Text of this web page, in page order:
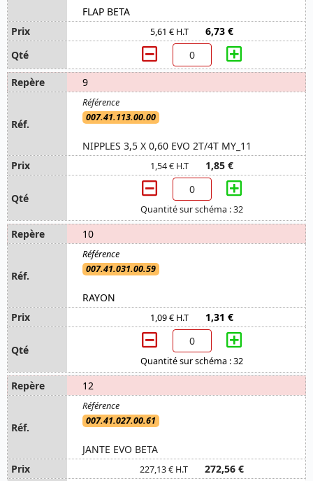
FLAP BETA
5,61 € H.T 6,73 €
9
007.41.113.00.00
NIPPLES 3,5 X 0,60 EVO 2T/4T MY_11
1,54 € H.T 1,85 €
Quantité sur schéma : 32
10
007.41.031.00.59
RAYON
1,09 € H.T 1,31 €
Quantité sur schéma : 32
12
007.41.027.00.61
JANTE EVO BETA
227,13 € H.T 272,56 €